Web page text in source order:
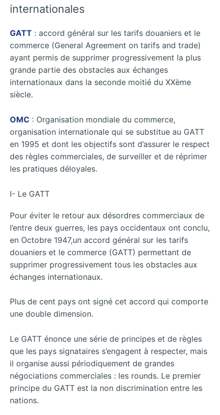
internationales
GATT : accord général sur les tarifs douaniers et le
commerce (General Agreement on tarifs and trade)
ayant permis de supprimer progressivement la plus
grande partie des obstacles aux échanges
internationaux dans la seconde moitié du XXème
siècle.
OMC : Organisation mondiale du commerce,
organisation internationale qui se substitue au GATT
en 1995 et dont les objectifs sont d’assurer le respect
des règles commerciales, de surveiller et de réprimer
les pratiques déloyales.
I- Le GATT
Pour éviter le retour aux désordres commerciaux de
l’entre deux guerres, les pays occidentaux ont conclu,
en Octobre 1947,un accord général sur les tarifs
douaniers et le commerce (GATT) permettant de
supprimer progressivement tous les obstacles aux
échanges internationaux.
Plus de cent pays ont signé cet accord qui comporte
une double dimension.
Le GATT énonce une série de principes et de règles
que les pays signataires s’engagent à respecter, mais
il organise aussi périodiquement de grandes
négociations commerciales : les rounds. Le premier
principe du GATT est la non discrimination entre les
nations.